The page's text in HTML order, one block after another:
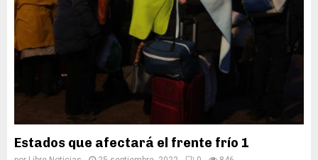
Estados que afectará el frente frío 1